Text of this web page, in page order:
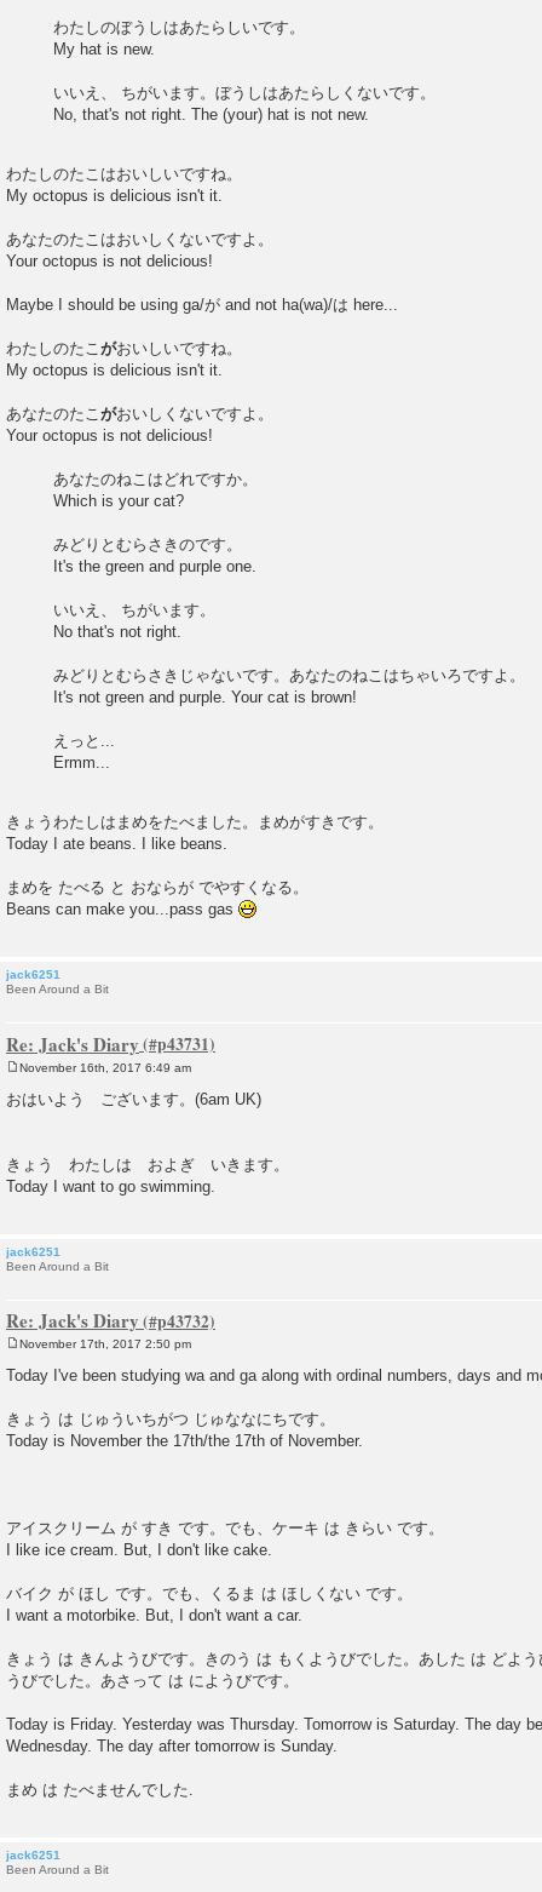
わたしのぼうしはあたらしいです。
My hat is new.
いいえ、 ちがいます。ぼうしはあたらしくないです。
No, that's not right. The (your) hat is not new.
わたしのたこはおいしいですね。
My octopus is delicious isn't it.
あなたのたこはおいしくないですよ。
Your octopus is not delicious!
Maybe I should be using ga/が and not ha(wa)/は here...
わたしのたこ がおいしいですね。
My octopus is delicious isn't it.
あなたのたこ がおいしくないですよ。
Your octopus is not delicious!
あなたのねこはどれですか。
Which is your cat?
みどりとむらさきのです。
It's the green and purple one.
いいえ、 ちがいます。
No that's not right.
みどりとむらさきじゃないです。あなたのねこはちゃいろですよ。
It's not green and purple. Your cat is brown!
えっと...
Ermm...
きょうわたしはまめをたべました。まめがすきです。
Today I ate beans. I like beans.
まめを たべる と おならが でやすくなる。
Beans can make you...pass gas
jack6251
Been Around a Bit
Re: Jack's Diary
o
s
November 16th, 2017 6:49 am
おはいよう ございます。(6am UK)
きょう わたしは およぎ いきます。
Today I want to go swimming.
jack6251
Been Around a Bit
Re: Jack's Diary
o
s
November 17th, 2017 2:50 pm
Today I've been studying wa and ga along with ordinal numbers, days and
きょう は じゅういちがつ じゅななにちです。
Today is November the 17th/the 17th of November.
アイスクリーム が すき です。でも、ケーキ は きらい です。
I like ice cream. But, I don't like cake.
バイク が ほし です。でも、くるま は ほしくない です。
I want a motorbike. But, I don't want a car.
きょう は きんようびです。きのう は もくようびでした。あした は どよ
うびでした。あさって は にようびです。
Today is Friday. Yesterday was Thursday. Tomorrow is Saturday. The day
Wednesday. The day after tomorrow is Sunday.
まめ は たべませんでした.
jack6251
Been Around a Bit